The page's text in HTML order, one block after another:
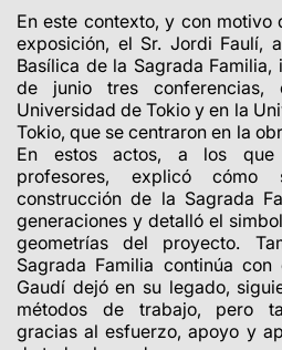
En este contexto, y con motivo
exposición, el Sr. Jordi Faulí,
Basílica de la Sagrada Familia,
de junio tres
Universidad de Tokio y en la
Tokio, que se centraron en la
En estos actos, a los que
profesores, explicó
construcción de la Sagrada
generaciones y detalló el
geometrías del proyecto.
Sagrada Familia continúa
Gaudí dejó en su legado,
métodos de trabajo, pero
gracias al esfuerzo, apoyo y